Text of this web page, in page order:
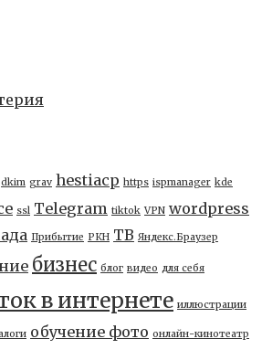
dkim grav hestiacp https ispmanager kde
ssl Telegram tiktok VPN wordpress
Прибытие РКН ТВ Яндекс.Браузер
бизнес блог видео для себя
в интернете иллюстрации
обучение фото онлайн-кинотеатр